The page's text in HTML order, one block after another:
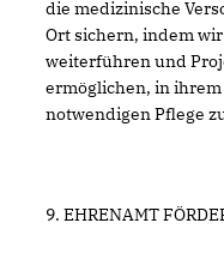
die medizinische
Ort sichern, indem
weiterführen und
ermöglichen, in
notwendigen Pflege
9. EHRENAMT